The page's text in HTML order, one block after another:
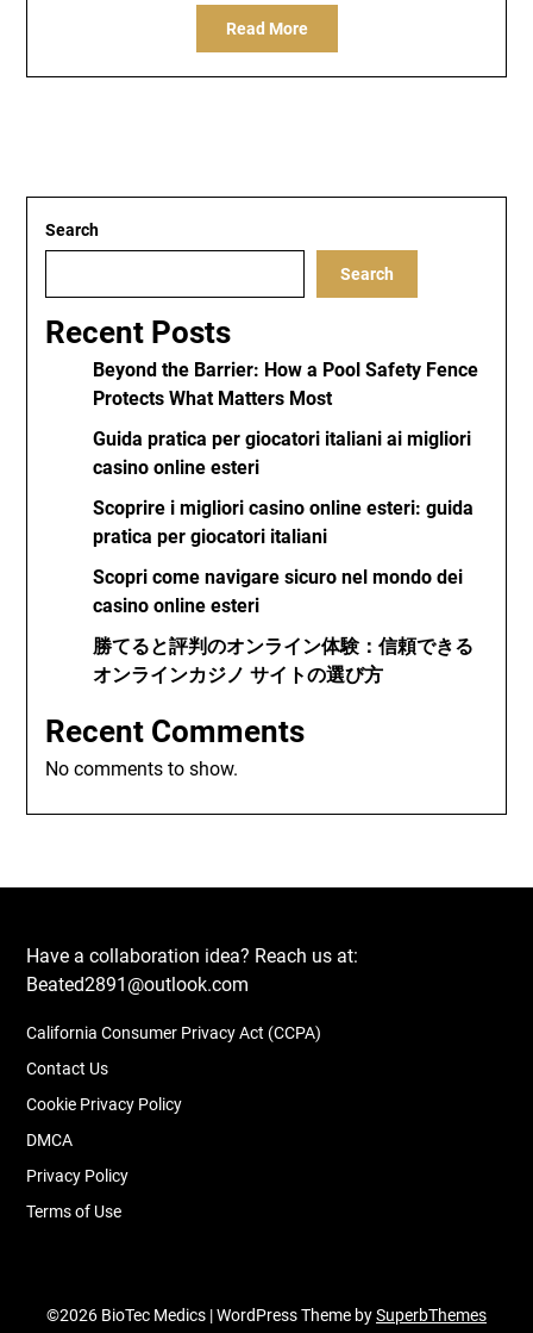
Read More
Search
Search
Recent Posts
Beyond the Barrier: How a Pool Safety Fence
Protects What Matters Most
Guida pratica per giocatori italiani ai migliori
casino online esteri
Scoprire i migliori casino online esteri: guida
pratica per giocatori italiani
Scopri come navigare sicuro nel mondo dei
casino online esteri
勝てると評判のオンライン体験：信頼できる
オンラインカジノ サイトの選び方
Recent Comments
No comments to show.
Have a collaboration idea? Reach us at:
Beated2891@outlook.com
California Consumer Privacy Act (CCPA)
Contact Us
Cookie Privacy Policy
DMCA
Privacy Policy
Terms of Use
©2026 BioTec Medics | WordPress Theme bySuperbThemes